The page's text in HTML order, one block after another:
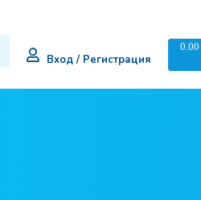
Вход / Регистрация
0.00